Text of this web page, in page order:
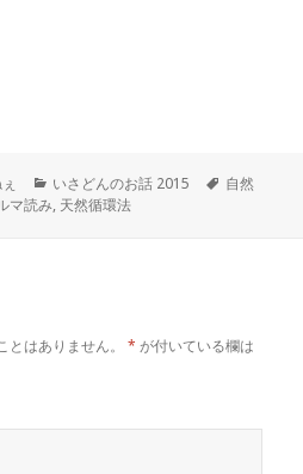
カ
テ
いさどんのお話 2015
タ
自然
マ読み, 天然循環法
はありません。 * が付いている欄は